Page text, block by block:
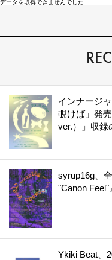
データを取得できませんでした
インナージ
覗けば」発
ver.）」収録
syrup16g、
"Canon
Ykiki Beat、